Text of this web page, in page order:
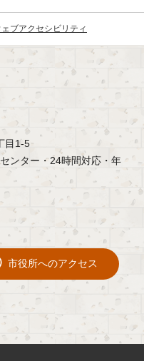
ェブアクセシビリティ
目1-5
ンター・24時間対応・年
市役所へのアクセス